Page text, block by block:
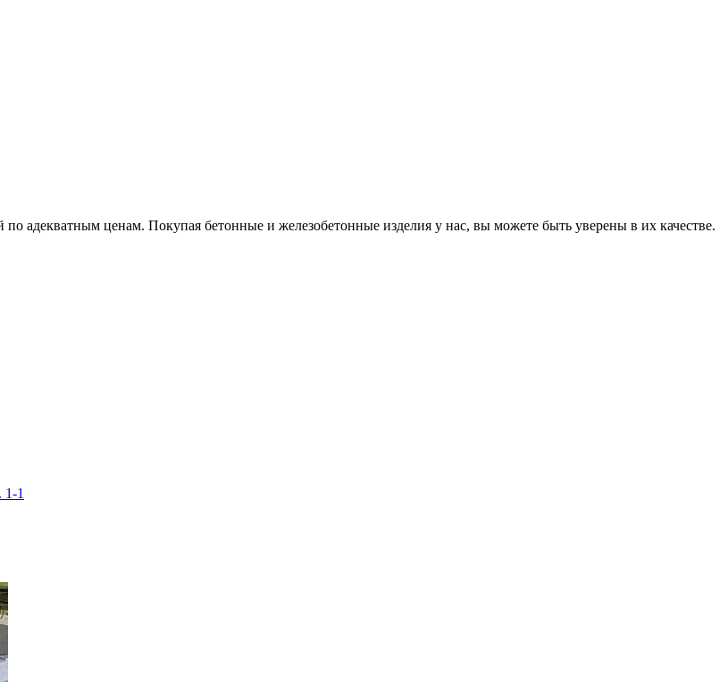
адекватным ценам. Покупая бетонные и железобетонные изделия у нас, вы можете быть уверены в их качестве.
1